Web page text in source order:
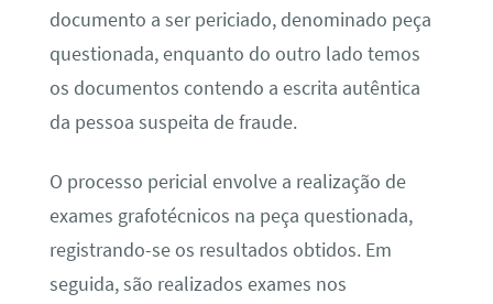
documento a ser periciado, denominado peça
questionada, enquanto do outro lado temos
os documentos contendo a escrita autêntica
da pessoa suspeita de fraude.
O processo pericial envolve a realização de
exames grafotécnicos na peça questionada,
registrando-se os resultados obtidos. Em
seguida, são realizados exames nos